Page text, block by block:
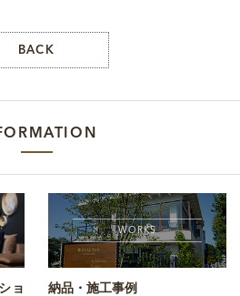
BACK
ョ
WORKS
納品・施工事例